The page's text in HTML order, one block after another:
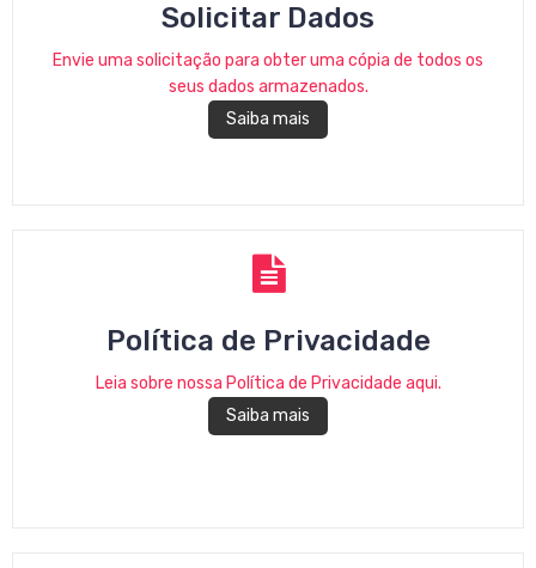
Solicitar Dados
Envie uma solicitação para obter uma cópia de todos os
seus dados armazenados.
Saiba mais
Política de Privacidade
Leia sobre nossa Política de Privacidade aqui.
Saiba mais